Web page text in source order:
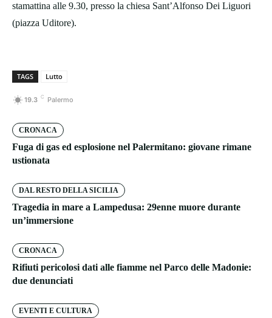
stamattina alle 9.30, presso la chiesa Sant’Alfonso Dei Liguori
(piazza Uditore).
TAGS Lutto
19.3 C Palermo
CRONACA
Fuga di gas ed esplosione nel Palermitano: giovane rimane
ustionata
DAL RESTO DELLA SICILIA
Tragedia in mare a Lampedusa: 29enne muore durante
un’immersione
CRONACA
Rifiuti pericolosi dati alle fiamme nel Parco delle Madonie:
due denunciati
EVENTI E CULTURA